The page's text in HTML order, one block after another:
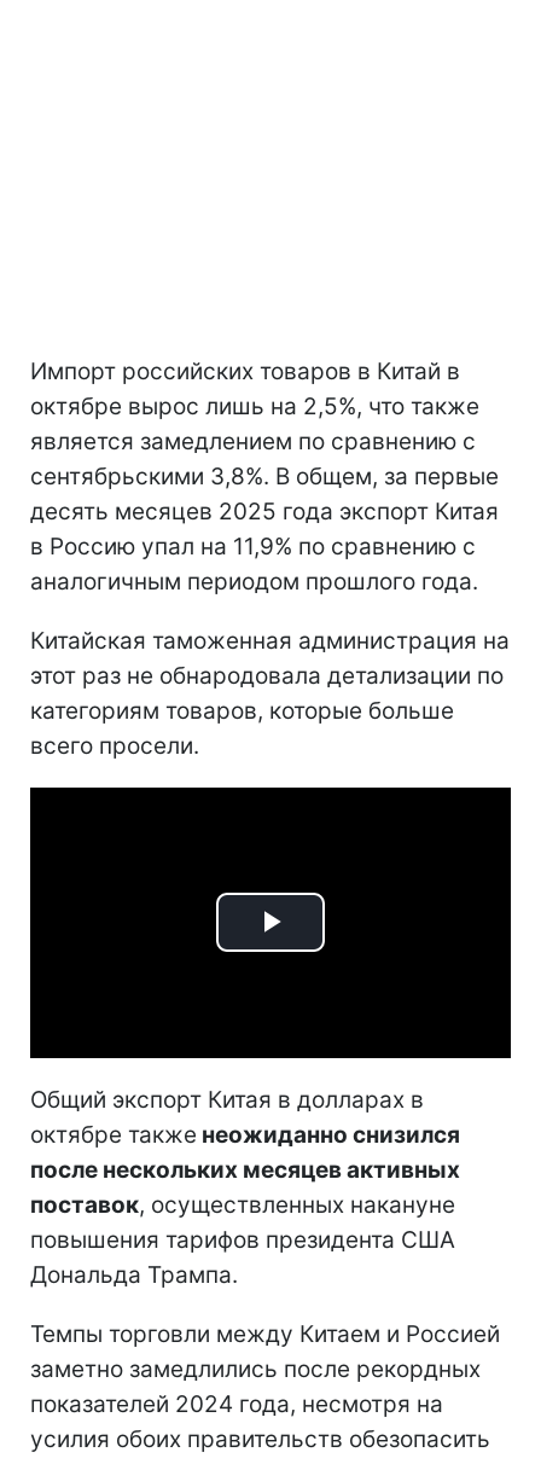
Импорт российских товаров в Китай в
октябре вырос лишь на 2,5%, что также
является замедлением по сравнению с
сентябрьскими 3,8%. В общем, за первые
десять месяцев 2025 года экспорт Китая
в Россию упал на 11,9% по сравнению с
аналогичным периодом прошлого года.
Китайская таможенная администрация на
этот раз не обнародовала детализации по
категориям товаров, которые больше
всего просели.
Play
Общий экспорт Китая в долларах в
октябре также неожиданно снизился
после нескольких месяцев активных
поставок, осуществленных накануне
повышения тарифов президента США
Дональда Трампа.
Темпы торговли между Китаем и Россией
заметно замедлились после рекордных
показателей 2024 года, несмотря на
усилия обоих правительств обезопасить